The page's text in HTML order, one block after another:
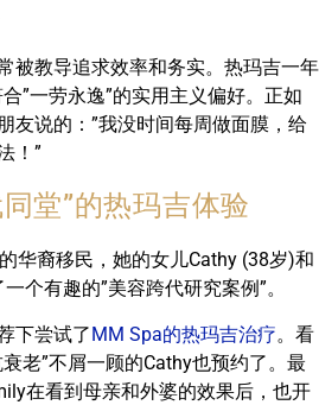
被教导追求效率和务实。热玛吉一年
”一劳永逸”的实用主义偏好。正如
友说的：”我没时间每周做面膜，给
！”
堂”的热玛吉体验
华裔移民，她的女儿Cathy (38岁)和
个有趣的”美容跨代研究案例”。
下尝试了MM Spa的热玛吉治疗。看
老”不屑一顾的Cathy也预约了。最
在看到母亲和外婆的效果后，也开